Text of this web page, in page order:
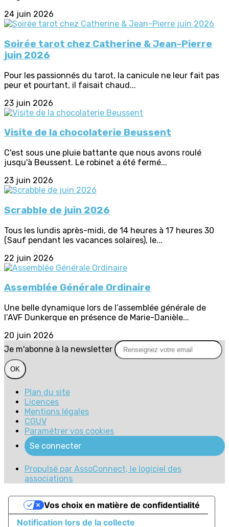
24 juin 2026
Soirée tarot chez Catherine & Jean-Pierre
juin 2026
Pour les passionnés du tarot, la canicule ne leur fait pas
peur et pourtant, il faisait chaud...
23 juin 2026
Visite de la chocolaterie Beussent
C'est sous une pluie battante que nous avons roulé
jusqu'à Beussent. Le robinet a été fermé...
23 juin 2026
Scrabble de juin 2026
Tous les lundis après-midi, de 14 heures à 17 heures 30
(Sauf pendant les vacances solaires), le...
22 juin 2026
Assemblée Générale Ordinaire
Une belle dynamique lors de l’assemblée générale de
l’AVF Dunkerque en présence de Marie-Danièle...
20 juin 2026
Je m'abonne à la newsletter
OK
Plan du site
Licences
Mentions légales
CGUV
Paramétrer vos cookies
Se connecter
Propulsé par AssoConnect, le logiciel des
associations
Notification lors de la collecte
Vos choix en matière de confidentialité